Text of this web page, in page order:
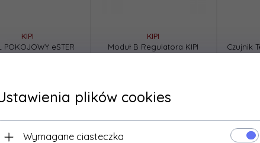
plików cookies
Wymagane ciasteczka
KIPI
POKOJOWY eSTER
80 CZARNY
z podatkiem VAT
KIPI
Moduł B Regulatora KIPI
* z podatkiem VAT
Czujnik
*